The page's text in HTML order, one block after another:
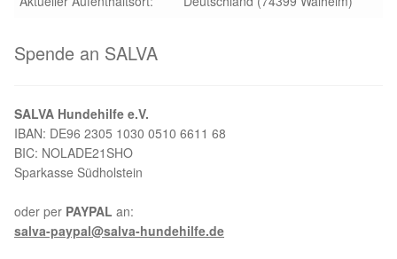
Spende an SALVA
SALVA Hundehilfe e.V.
IBAN: DE96 2305 1030 0510 6611 68
BIC: NOLADE21SHO
Sparkasse Südholstein
oder per PAYPAL an:
salva-paypal@salva-hundehilfe.de